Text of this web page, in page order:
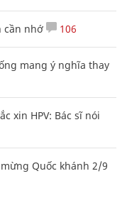
cần nhớ 106
mang ý nghĩa thay
xin HPV: Bác sĩ nói
Quốc khánh 2/9